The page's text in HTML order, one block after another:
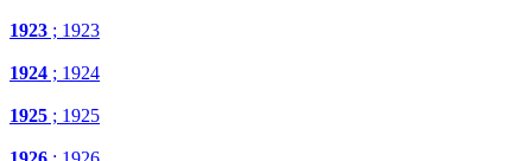
1923 ; 1923
1924 ; 1924
1925 ; 1925